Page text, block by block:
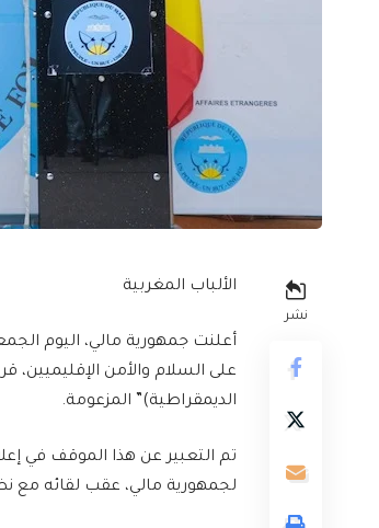
نشر
الألباب المغربية
على السلام والأمن الإقليميين،
الديمقراطية)” المزعومة.
تم التعبير عن هذا الموقف في
لجمهورية مالي، عقب لقائه مع